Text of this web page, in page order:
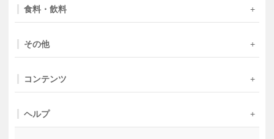
食料・飲料
その他
コンテンツ
ヘルプ